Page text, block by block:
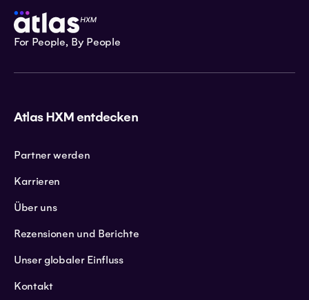
For People, By People
Atlas HXM entdecken
Partner werden
Karrieren
Über uns
Rezensionen und Berichte
Unser globaler Einfluss
Kontakt